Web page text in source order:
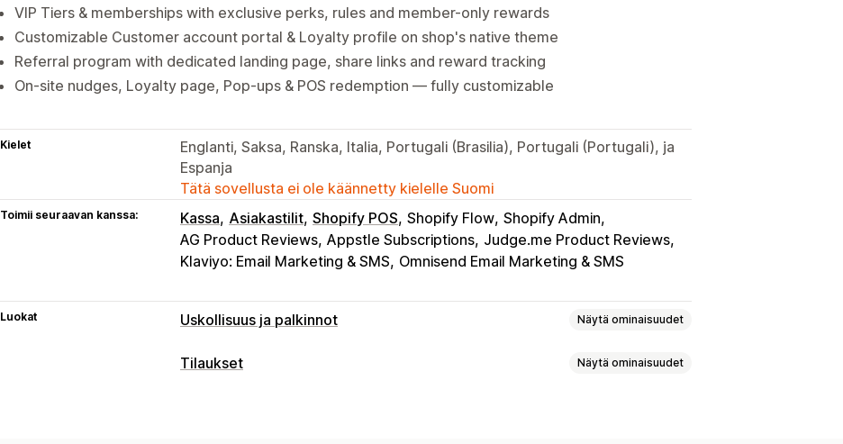
VIP Tiers & memberships with exclusive perks, rules and member-only rewards
Customizable Customer account portal & Loyalty profile on shop's native theme
Referral program with dedicated landing page, share links and reward tracking
On-site nudges, Loyalty page, Pop-ups & POS redemption — fully customizable
Kielet
Englanti, Saksa, Ranska, Italia, Portugali (Brasilia), Portugali (Portugali), ja
Espanja
Tätä sovellusta ei ole käännetty kielelle Suomi
Toimii seuraavan kanssa: Kassa Asiakastilit Shopify POS Shopify Flow Shopify Admin
AG Product Reviews Appstle Subscriptions Judge.me Product Reviews
Klaviyo: Email Marketing & SMS Omnisend Email Marketing & SMS
Luokat Uskollisuus ja palkinnot Näytä ominaisuudet
Ohjelmatyypit
Tilaukset Näytä ominaisuudet